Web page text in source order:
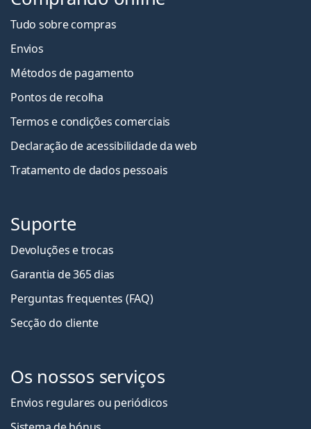
Tudo sobre compras
Envios
Métodos de pagamento
Pontos de recolha
Termos e condições comerciais
Declaração de acessibilidade da web
Tratamento de dados pessoais
Suporte
Devoluções e trocas
Garantia de 365 dias
Perguntas frequentes (FAQ)
Secção do cliente
Os nossos serviços
Envios regulares ou periódicos